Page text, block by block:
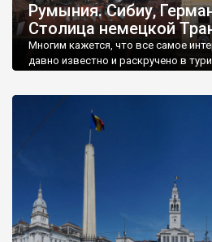
Румыния. Сибиу,
Столица немецкой
Многим кажется, что все самое
давно известно и раскручено в